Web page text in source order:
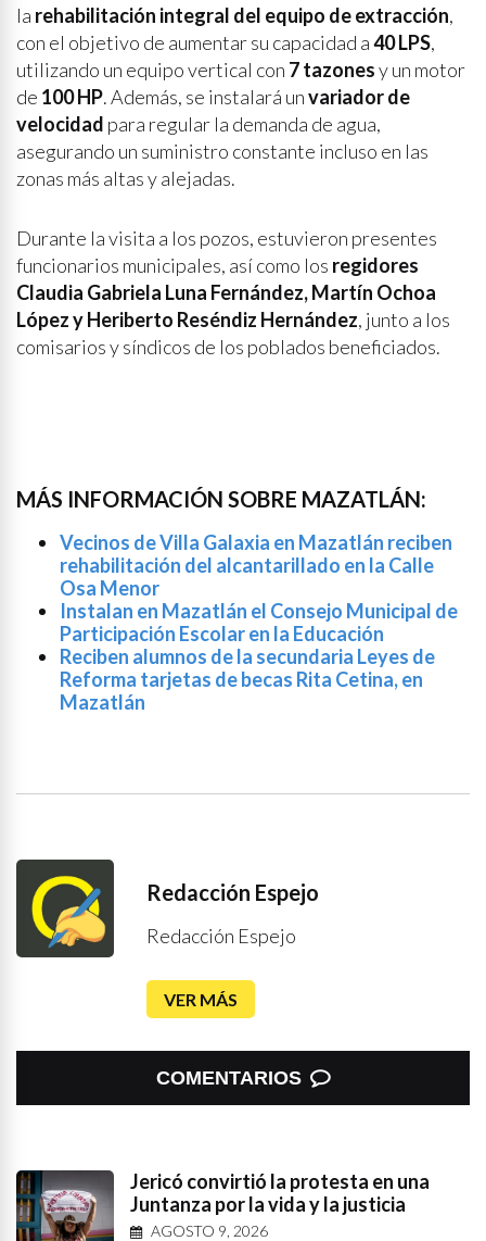
la rehabilitación integral del equipo de extracción,
con el objetivo de aumentar su capacidad a40 LPS,
utilizando un equipo vertical con 7 tazonesy un motor
de 100 HP. Además, se instalará unvariador de
velocidad para regular la demanda de agua,
asegurando un suministro constante incluso en las
zonas más altas y alejadas.
Durante la visita a los pozos, estuvieron presentes
funcionarios municipales, así como los regidores
Claudia Gabriela Luna Fernández, Martín Ochoa
López y Heriberto Reséndiz Hernández, junto a los
comisarios y síndicos de los poblados beneficiados.
MÁS INFORMACIÓN SOBRE MAZATLÁN:
Vecinos de Villa Galaxia en Mazatlán reciben
rehabilitación del alcantarillado en la Calle
Osa Menor
Instalan en Mazatlán el Consejo Municipal de
Participación Escolar en la Educación
Reciben alumnos de la secundaria Leyes de
Reforma tarjetas de becas Rita Cetina, en
Mazatlán
Redacción Espejo
Redacción Espejo
VER MÁS
COMENTARIOS
Jericó convirtió la protesta en una
Juntanza por la vida y la justicia
AGOSTO 9, 2026